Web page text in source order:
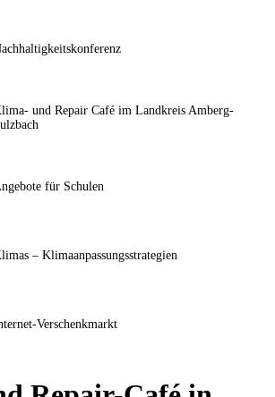
und Repair Café im Landkreis Amberg-
für Schulen
– Klimaanpassungsstrategien
Verschenkmarkt